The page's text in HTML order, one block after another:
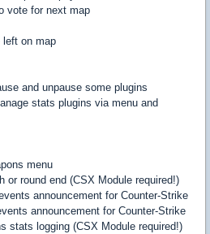
vote for next map
on map
and unpause some plugins
stats plugins via menu and
menu
or round end (CSX Module required!)
announcement for Counter-Strike
announcement for Counter-Strike
stats logging (CSX Module required!)